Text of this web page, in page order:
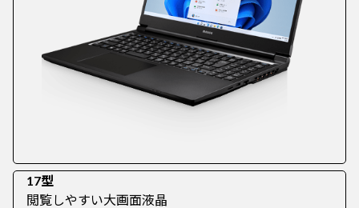
17型
閲覧しやすい大画面液晶